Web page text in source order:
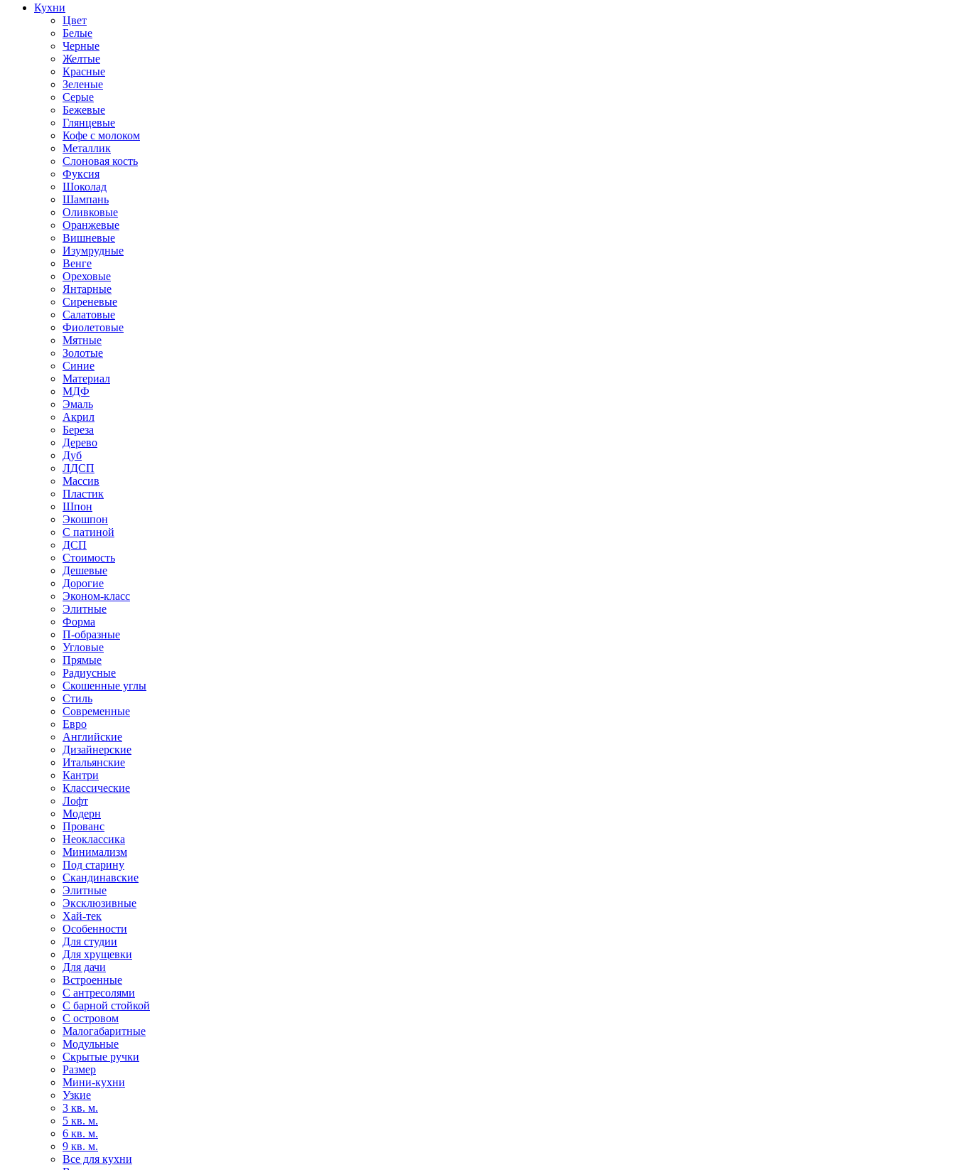
Кухни
Цвет
Белые
Черные
Желтые
Красные
Зеленые
Серые
Бежевые
Глянцевые
Кофе с молоком
Металлик
Слоновая кость
Фуксия
Шоколад
Шампань
Оливковые
Оранжевые
Вишневые
Изумрудные
Венге
Ореховые
Янтарные
Сиреневые
Салатовые
Фиолетовые
Мятные
Золотые
Синие
Материал
МДФ
Эмаль
Акрил
Береза
Дерево
Дуб
ЛДСП
Массив
Пластик
Шпон
Экошпон
С патиной
ДСП
Стоимость
Дешевые
Дорогие
Эконом-класс
Элитные
Форма
П-образные
Угловые
Прямые
Радиусные
Скошенные углы
Стиль
Современные
Евро
Английские
Дизайнерские
Итальянские
Кантри
Классические
Лофт
Модерн
Прованс
Неоклассика
Минимализм
Под старину
Скандинавские
Элитные
Эксклюзивные
Хай-тек
Особенности
Для студии
Для хрущевки
Для дачи
Встроенные
С антресолями
С барной стойкой
С островом
Малогабаритные
Модульные
Скрытые ручки
Размер
Мини-кухни
Узкие
3 кв. м.
5 кв. м.
6 кв. м.
9 кв. м.
Все для кухни